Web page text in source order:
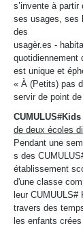
s’invente à partir
ses usages, ses
des
usagèr.es -
quotidiennement
est unique et
« À (Petits) pas
servir de point
CUMULUS#Kids
de deux écoles
Pendant une
s des
établissement
d'une classe
leur
travers des
les enfants